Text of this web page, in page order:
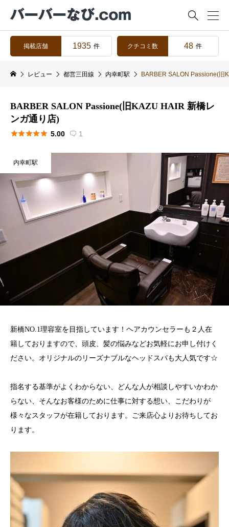

掲載店舗 1935 件 クチコミ数 48 件
レビュー 都営三田線 内幸町駅 BARBER SALON Passione(旧
BARBER SALON Passione(旧KAZU HAIR 新橋レ
ンガ通り店)
 5.00  1
内幸町駅
新橋NO.1理容室を目指しています！ヘアカウンセラーも２人在
籍しておりますので、頭皮、髪の悩みなどお気軽にお申し付けく
ださい。オリジナルのリーズナブルなヘッドスパも大人気です☆
指名する基準がよくわからない、どんな人が相談しやすいかわか
らない、そんなお客様のために仕事に対する想い、こだわりが
様々なスタッフが在籍しております。ご来店心よりお待ちしてお
ります。